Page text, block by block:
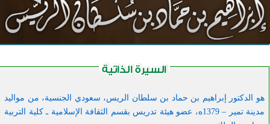
هو الدكتور إبراهيم بن حماد بن سلطان الريس، سعودي الجنسية، من مواليد
مدينة تمير – 1379ه، عضو هيئة تدريس بقسم الثقافة الإسلامية ـ كلية التربية